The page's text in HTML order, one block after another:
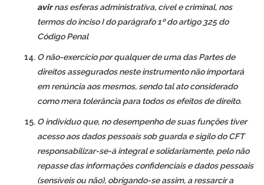
avirnas esferas administrativa, cível e criminal, nos
termos do inciso I do parágrafo 1º do artigo 325 do
Código Penal
O não-exercício por qualquer de uma das Partes de
direitos assegurados neste instrumento não importará
em renúncia aos mesmos, sendo tal ato considerado
como mera tolerância para todos os efeitos de direito.
O indivíduo que, no desempenho de suas funções tiver
acesso aos dados pessoais sob guarda e sigilo do CFT
responsabilizar-se-á integral e solidariamente, pelo não
repasse das informações confidenciais e dados pessoais
(sensíveis ou não), obrigando-se assim, a ressarcir a